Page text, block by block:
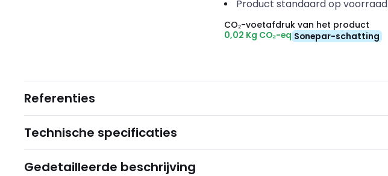
Product standaard op voorraad
CO₂-voetafdruk van het product
0,02 Kg CO₂-eq Sonepar-schatting
Referenties
Technische specificaties
Gedetailleerde beschrijving